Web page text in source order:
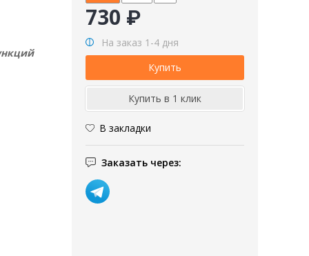
730 ₽
На заказ 1-4 дня
В закладки
Заказать через: